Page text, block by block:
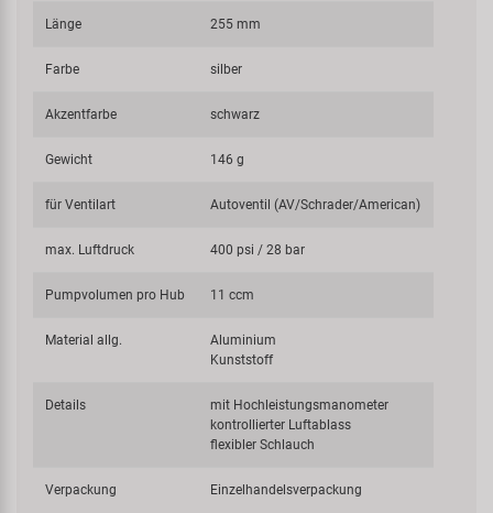
Länge 255 mm
Farbe silber
Akzentfarbe schwarz
Gewicht 146 g
für Ventilart Autoventil (AV/Schrader/American)
max. Luftdruck 400 psi / 28 bar
Pumpvolumen pro Hub 11 ccm
Material allg.
Aluminium
Kunststoff
Details
mit Hochleistungsmanometer
kontrollierter Luftablass
flexibler Schlauch
Verpackung Einzelhandelsverpackung